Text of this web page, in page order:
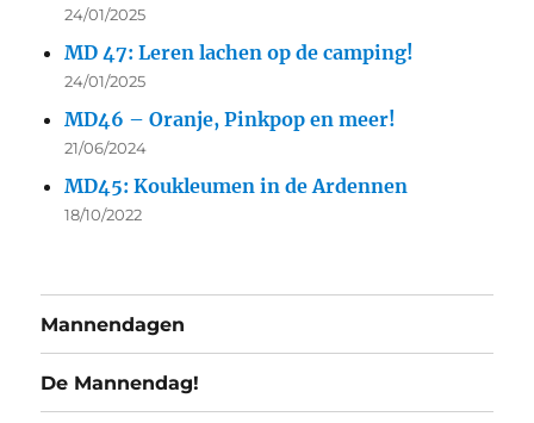
24/01/2025
MD 47: Leren lachen op de camping!
24/01/2025
MD46 – Oranje, Pinkpop en meer!
21/06/2024
MD45: Koukleumen in de Ardennen
18/10/2022
Mannendagen
De Mannendag!